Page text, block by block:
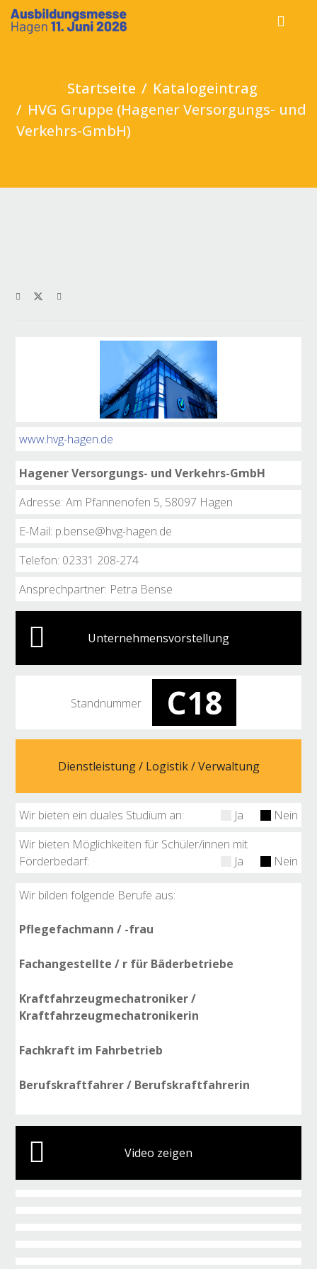
Startseite
Katalogeintrag
HVG Gruppe (Hagener Versorgungs- und
Verkehrs-GmbH)
www.hvg-hagen.de
Hagener Versorgungs- und Verkehrs-GmbH
Adresse: Am Pfannenofen 5, 58097 Hagen
E-Mail: p.bense@hvg-hagen.de
Telefon: 02331 208-274
Ansprechpartner: Petra Bense
Unternehmensvorstellung
Standnummer C18
Dienstleistung / Logistik / Verwaltung
Wir bieten ein duales Studium an: Ja
Nein
Wir bieten Möglichkeiten für Schüler/innen mit
Förderbedarf:
Ja Nein
Wir bilden folgende Berufe aus:
Pflegefachmann / -frau
Fachangestellte / r für Bäderbetriebe
Kraftfahrzeugmechatroniker /
Kraftfahrzeugmechatronikerin
Fachkraft im Fahrbetrieb
Berufskraftfahrer / Berufskraftfahrerin
Video zeigen